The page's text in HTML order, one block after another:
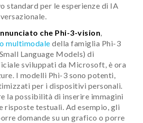
standard per le esperienze di IA
che Phi-3-vision,
multimodale della famiglia Phi-3
Language Models) di
sviluppati da Microsoft, è ora
I modelli Phi-3 sono potenti,
per i dispositivi personali.
la possibilità di inserire immagini
risposte testuali. Ad esempio, gli
domande su un grafico o porre